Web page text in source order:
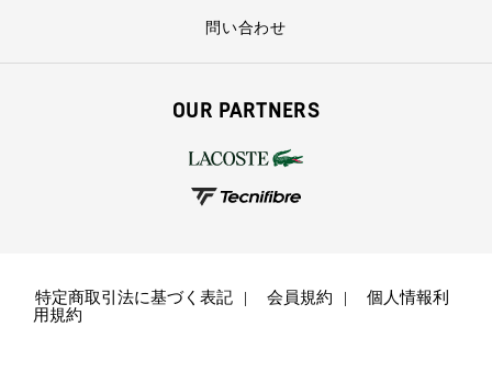
問い合わせ
OUR PARTNERS
特定商取引法に基づく表記 会員規約
個人情報利
用規約